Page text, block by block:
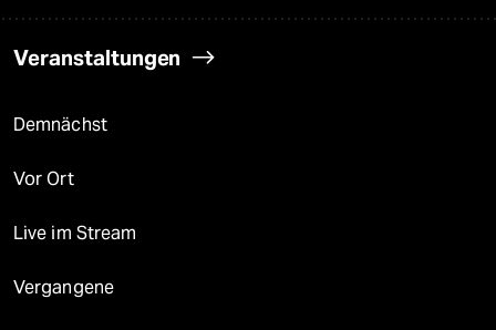
Veranstaltungen
Demnächst
Vor Ort
Live im Stream
Vergangene